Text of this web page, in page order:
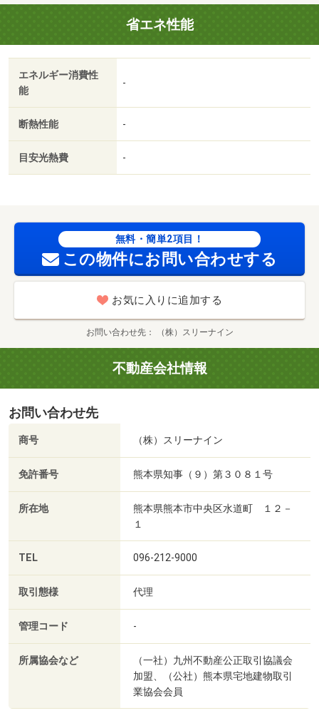
／シャワー付洗面台／ＴＶインターホン／浴室乾燥機／オ
ートロック／室内洗濯置／陽当り良好／シューズボックス
／システムキッチン／南向き／追焚機能浴室／温水洗浄便
座／エレベーター／洗面所独立／駐輪場／ＣＡＴＶ／光フ
ァイバー／礼金不要／最上階／ＢＳ・ＣＳ／３口以上コン
ロ／対面式キッチン／防犯カメラ／グリル付／保証人不要
フリーレント／眺望良好／保証金不要／平坦地／電子ロッ
ク／南面リビング／人感照明センサー／クロゼット３ヶ所
／前面棟無／駅徒歩５分以内／バス停徒歩３分以内／敷地
ドア／保証会社利用可／高齢者歓迎／通風良好／巡回管理
／業務スーパー平成店（スーパー）まで５６９ｍ／セブン
イレブン熊本本荘町店（コンビニ）まで２８４ｍ／ドラッ
グストアモリ本荘店（ドラッグストア）まで２０１ｍ／Ｄ
ＣＭダイキ本山店（ホームセンター）まで１８１ｍ／ＴＳ
ＵＴＡＹＡ ＡＶクラブ琴平店（レンタルビデオ）まで３
１４ｍ／肥後銀行世安支店（銀行）まで６２３ｍ
省エネ性能
エネルギー消費性
能
-
断熱性能 -
目安光熱費 -
無料・簡単2項目！
この物件にお問い合わせする
お気に入りに追加する
お問い合わせ先 （株）スリーナイン
不動産会社情報
お問い合わせ先
商号 （株）スリーナイン
免許番号 熊本県知事（９）第３０８１号
所在地
熊本県熊本市中央区水道町 １２－
１
TEL 096-212-9000
取引態様 代理
管理コード -
所属協会など
（一社）九州不動産公正取引協議会
加盟、（公社）熊本県宅地建物取引
業協会会員